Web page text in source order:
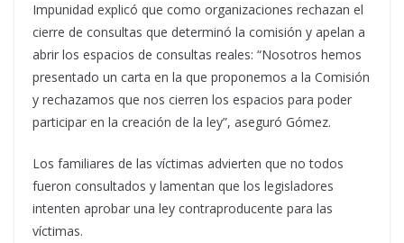
Impunidad explicó que como organizaciones rechazan el
cierre de consultas que determinó la comisión y apelan a
abrir los espacios de consultas reales: “Nosotros hemos
presentado un carta en la que proponemos a la Comisión
y rechazamos que nos cierren los espacios para poder
participar en la creación de la ley”, aseguró Gómez.
Los familiares de las víctimas advierten que no todos
fueron consultados y lamentan que los legisladores
intenten aprobar una ley contraproducente para las
víctimas.